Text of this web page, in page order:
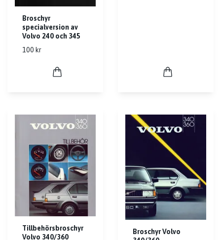
Broschyr
specialversion av
Volvo 240 och 345
100 kr
Tillbehörsbroschyr
Volvo 340/360
Broschyr Volvo